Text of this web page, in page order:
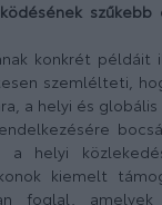
konkrét
szemlélteti,
a helyi és globális
a helyi
kiemelt
foglal,